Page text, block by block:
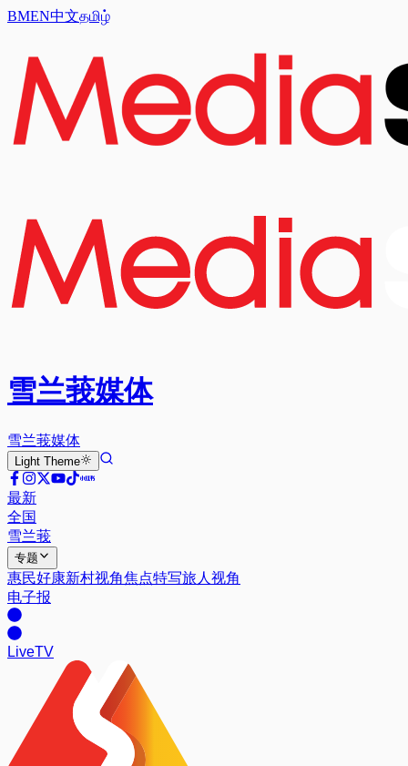
BMEN中文தமிழ்
雪兰莪媒体
雪兰莪媒体
Light Theme
最新
全国
雪兰莪
专题
惠民好康新村视角焦点特写旅人视角
电子报
LiveTV